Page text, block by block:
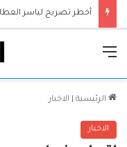
أخطر تصريح لياسر
الرئيسية الاخبار
الاخبار